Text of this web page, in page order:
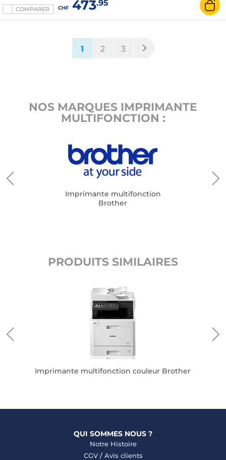
COMPARER CHF473.95
1(current)
2 3
NOS MARQUES IMPRIMANTE
MULTIFONCTION :
Imprimante multifonction
Brother
PRODUITS SIMILAIRES
Imprimante multifonction couleur Brother
QUI SOMMES NOUS ?
Notre Histoire
CGV/ Avis clients